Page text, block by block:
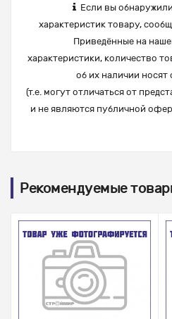
Если вы
характеристик товару,
Приведённые на
характеристики, количество
об их наличии носят
(т.е. могут отличаться от
и не являются публичной
Рекомендуемые